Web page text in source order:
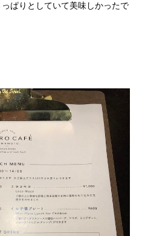
ぱりとしていて美味しかったで